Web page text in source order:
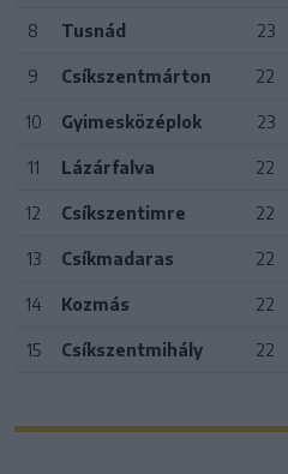
8 Tusnád 23
9 Csíkszentmárton 22
10 Gyimesközéplok 23
11 Lázárfalva 22
12 Csíkszentimre 22
13 Csíkmadaras 22
14 Kozmás 22
15 Csíkszentmihály 22